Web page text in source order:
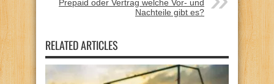
Prepaid oder Vertrag welche Vor- und
Nachteile gibt es?
RELATED ARTICLES